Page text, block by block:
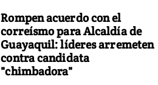
Rompen acuerdo con el
correísmo para Alcaldía de
Guayaquil: líderes arremeten
contra candidata
"chimbadora"